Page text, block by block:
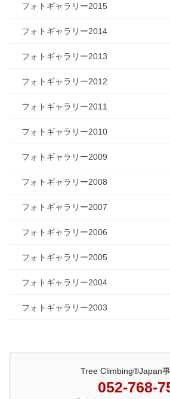
フォトギャラリー2015
フォトギャラリー2014
フォトギャラリー2013
フォトギャラリー2012
フォトギャラリー2011
フォトギャラリー2010
フォトギャラリー2009
フォトギャラリー2008
フォトギャラリー2007
フォトギャラリー2006
フォトギャラリー2005
フォトギャラリー2004
フォトギャラリー2003
Tree Climbing®Japan
052-768-